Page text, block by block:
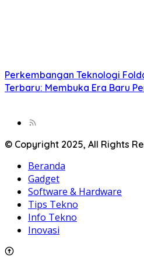
Perkembangan Teknologi
Terbaru: Membuka Era Baru
© Copyright 2025, All Rights
Beranda
Gadget
Software & Hardware
Tips Tekno
Info Tekno
Inovasi